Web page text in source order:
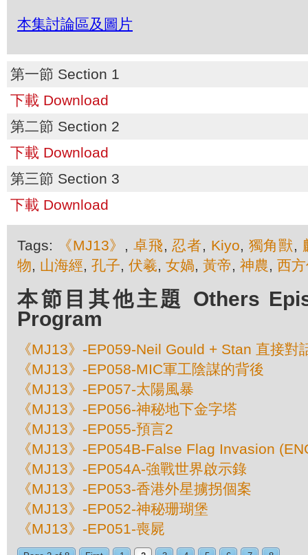
本集討論區及圖片
第一節 Section 1
下載 Download
第二節 Section 2
下載 Download
第三節 Section 3
下載 Download
Tags: 《MJ13》 ,卓飛, 忍者, Kiyo, 獨角獸,
物, 山海經, 孔子, 伏羲, 女媧, 黃帝, 神農, 西
本節目其他主題 Others
Program
《MJ13》-EP059-Neil Gould + Stan 直接對
《MJ13》-EP058-MIC軍工陰謀的背後
《MJ13》-EP057-太陽風暴
《MJ13》-EP056-神秘地下金字塔
《MJ13》-EP055-預言2
《MJ13》-EP054B-False Flag Invasion
《MJ13》-EP054A-強戰世界啟示錄
《MJ13》-EP053-香港外星擄拐個案
《MJ13》-EP052-神秘珊瑚堡
《MJ13》-EP051-喪屍